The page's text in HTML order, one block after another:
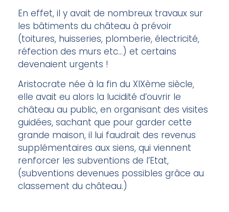
En effet, il y avait de nombreux travaux sur
les bâtiments du château à prévoir
(toitures, huisseries, plomberie, électricité,
réfection des murs etc…) et certains
devenaient urgents !
Aristocrate née à la fin du XIXème siècle,
elle avait eu alors la lucidité d’ouvrir le
château au public, en organisant des visites
guidées, sachant que pour garder cette
grande maison, il lui faudrait des revenus
supplémentaires aux siens, qui viennent
renforcer les subventions de l’Etat,
(subventions devenues possibles grâce au
classement du château.)